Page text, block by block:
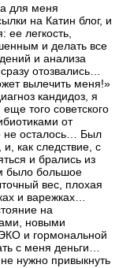
для меня
на Катин блог, и
ее легкость,
и делать все
и анализа
отозвались…
вылечить меня!»
кандидоз, я
того советского
от
не осталось… Был
как следствие, с
и брались из
было большое
вес, плохая
и варежках…
на
новыми
и гормональной
с меня деньги…
нужно привыкнуть